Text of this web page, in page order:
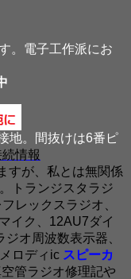
。電子工作派にお
地。間抜けは6番ピ
情報
すが、私とは無関係
トランジスタラジ
レックスラジオ、
イク、12AU7ダイ
オ周波数表示器、
ロディic スピーカ
管ラジオ修理記や